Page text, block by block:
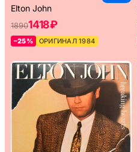
Elton John
18901418 ₽
–25% ОРИГИНАЛ 1984